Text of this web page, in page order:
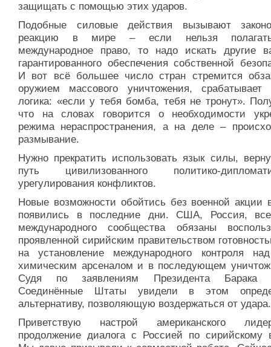
защищать с помощью этих ударов.
Подобные силовые действия вызывают
реакцию в мире – если нельзя
международное право, то надо искать другие
гарантированного обеспечения собственной
И вот всё большее число стран стремится
оружием массового уничтожения, срабатывает
логика: «если у тебя бомба, тебя не тронут».
что на словах говорится о необходимости
режима нераспространения, а на деле –
размывание.
Нужно прекратить использовать язык силы,
путь цивилизованного политико-
урегулирования конфликтов.
Новые возможности обойтись без военной акции
появились в последние дни. США, Россия,
международного сообщества обязаны
проявленной сирийским правительством
на установление международного контроля
химическим арсеналом и в последующем
Судя по заявлениям Президента Барака
Соединённые Штаты увидели в этом
альтернативу, позволяющую воздержаться от удара.
Приветствую настрой американского
продолжение диалога с Россией по сирийскому